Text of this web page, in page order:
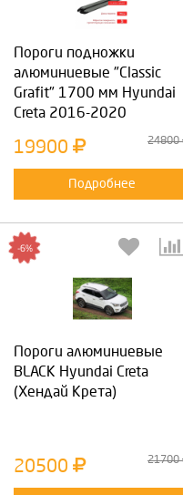
Пороги подножки
алюминиевые "Classic
Grafit" 1700 мм Hyundai
Creta 2016-2020
19900 24800
Подробнее
Пороги алюминиевые
BLACK Hyundai Creta
(Хендай Крета)
-6%
20500 21700